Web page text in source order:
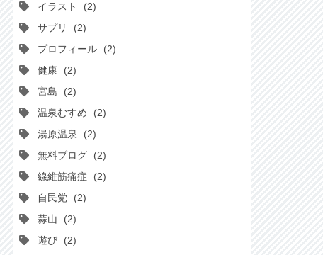
イラスト
2
サプリ
2
プロフィール
2
健康
2
宮島
2
温泉むすめ
2
湯原温泉
2
無料ブログ
2
線維筋痛症
2
自民党
2
蒜山
2
遊び
2